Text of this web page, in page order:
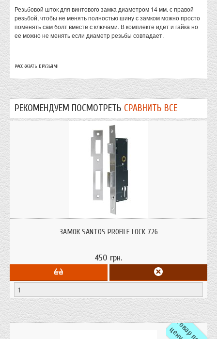
Резьбовой шток для винтового замка диаметром 14 мм. с правой
резьбой, чтобы не менять полностью шину с замком можно просто
поменять сам болт вместе с ключами. В комплекте идет и гайка но
ее можно не менять если диаметр резьбы совпадает.
РАССКАЗАТЬ ДРУЗЬЯМ!
РЕКОМЕНДУЕМ ПОСМОТРЕТЬ СРАВНИТЬ ВСЕ
цилиндр DIN. Имеет роликовую защелку. Применяется с ручками-скобами
ABLOY®. Страна производитель: Португалия
ЗАМОК SANTOS PROFILE LOCK 726
450 грн.